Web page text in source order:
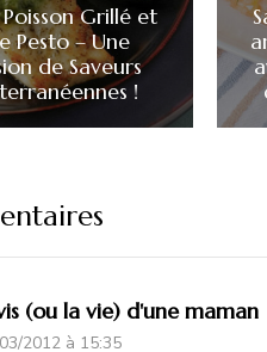
Grillé et
Pesto – Une
de Saveurs
!
(ou la vie) d'une maman
2012 à 15:35